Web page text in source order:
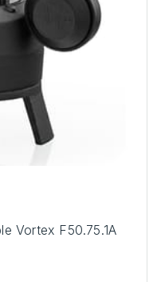
Vortex F50.75.1A